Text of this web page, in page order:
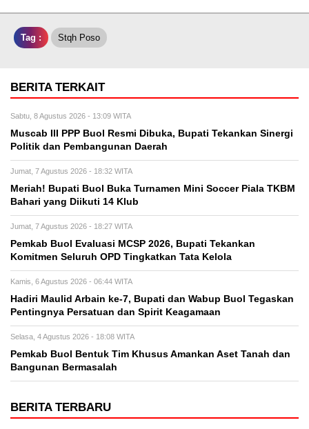
Tag : Stqh Poso
BERITA TERKAIT
Sabtu, 8 Agustus 2026 - 13:09 WITA
Muscab III PPP Buol Resmi Dibuka, Bupati Tekankan Sinergi
Politik dan Pembangunan Daerah
Jumat, 7 Agustus 2026 - 18:32 WITA
Meriah! Bupati Buol Buka Turnamen Mini Soccer Piala TKBM
Bahari yang Diikuti 14 Klub
Jumat, 7 Agustus 2026 - 18:27 WITA
Pemkab Buol Evaluasi MCSP 2026, Bupati Tekankan
Komitmen Seluruh OPD Tingkatkan Tata Kelola
Kamis, 6 Agustus 2026 - 06:44 WITA
Hadiri Maulid Arbain ke-7, Bupati dan Wabup Buol Tegaskan
Pentingnya Persatuan dan Spirit Keagamaan
Selasa, 4 Agustus 2026 - 18:08 WITA
Pemkab Buol Bentuk Tim Khusus Amankan Aset Tanah dan
Bangunan Bermasalah
BERITA TERBARU